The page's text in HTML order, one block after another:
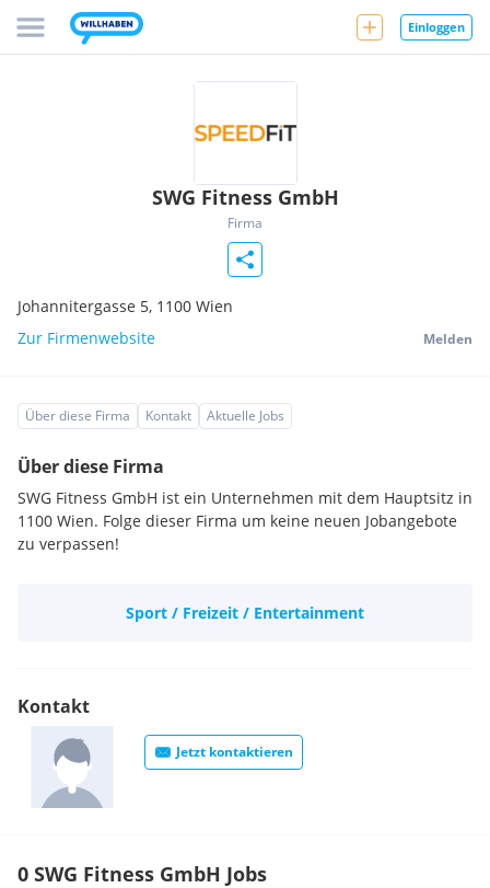
Einloggen
SWG Fitness GmbH
Firma
Johannitergasse 5, 1100 Wien
Zur Firmenwebsite
Melden
Über diese Firma Kontakt Aktuelle Jobs
Über diese Firma
SWG Fitness GmbH ist ein Unternehmen mit dem Hauptsitz in
1100 Wien. Folge dieser Firma um keine neuen Jobangebote
zu verpassen!
Sport / Freizeit / Entertainment
Kontakt
Jetzt kontaktieren
0 SWG Fitness GmbH Jobs